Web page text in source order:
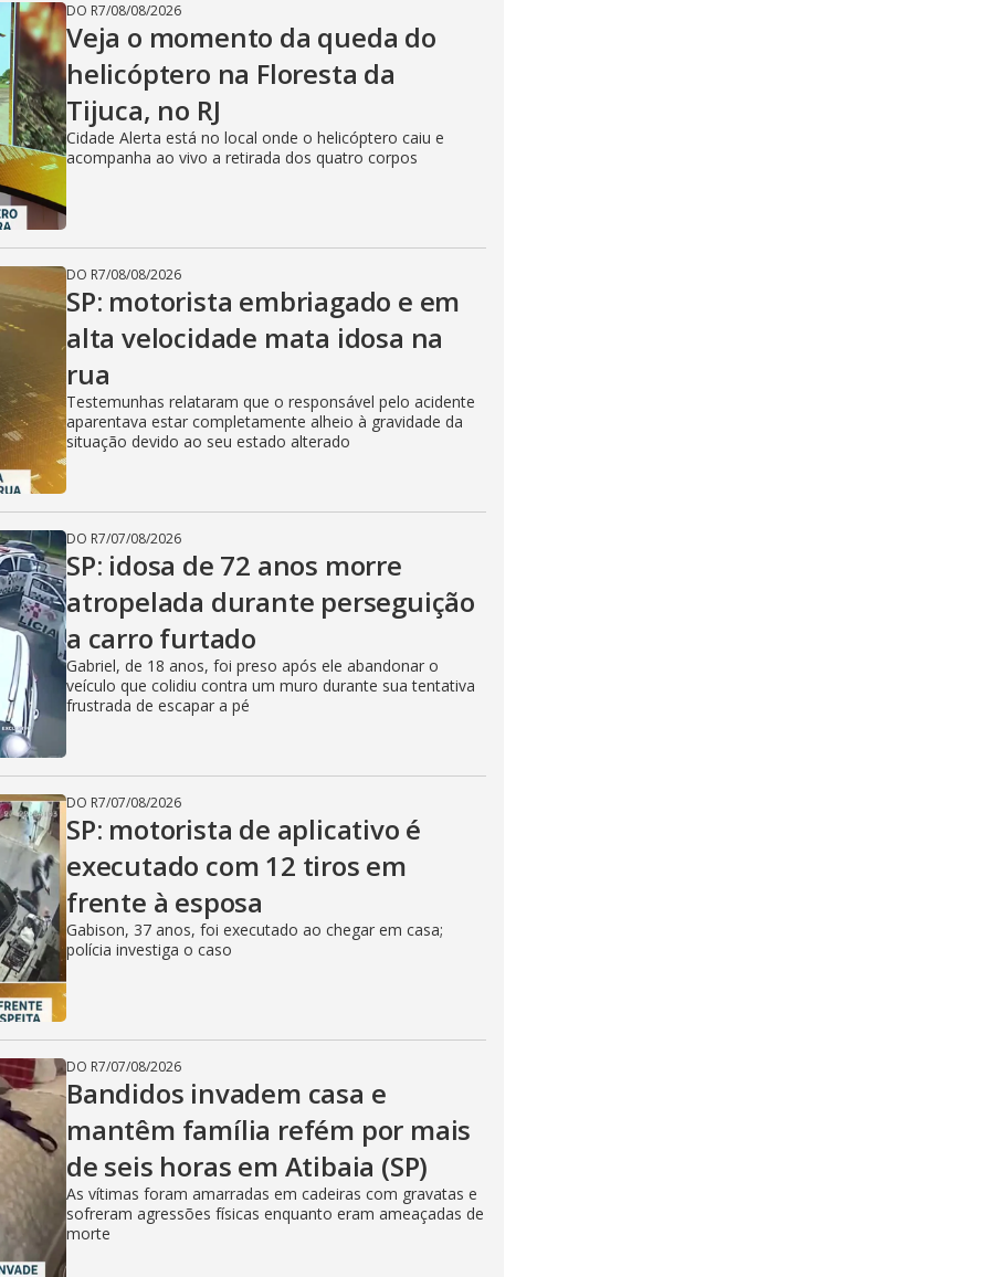
DO R7/08/08/2026
Veja o momento da queda do
helicóptero na Floresta da
Tijuca, no RJ
Cidade Alerta está no local onde o helicóptero caiu e
acompanha ao vivo a retirada dos quatro corpos
DO R7/08/08/2026
SP: motorista embriagado e em
alta velocidade mata idosa na
rua
Testemunhas relataram que o responsável pelo acidente
aparentava estar completamente alheio à gravidade da
situação devido ao seu estado alterado
DO R7/07/08/2026
SP: idosa de 72 anos morre
atropelada durante perseguição
a carro furtado
Gabriel, de 18 anos, foi preso após ele abandonar o
veículo que colidiu contra um muro durante sua tentativa
frustrada de escapar a pé
DO R7/07/08/2026
SP: motorista de aplicativo é
executado com 12 tiros em
frente à esposa
Gabison, 37 anos, foi executado ao chegar em casa;
polícia investiga o caso
DO R7/07/08/2026
Bandidos invadem casa e
mantêm família refém por mais
de seis horas em Atibaia (SP)
As vítimas foram amarradas em cadeiras com gravatas e
sofreram agressões físicas enquanto eram ameaçadas de
morte